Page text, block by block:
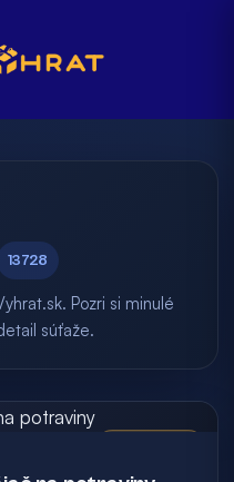
13728
Pozri si minulé
súťaže.